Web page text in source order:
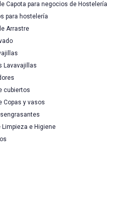
Capota para negocios de Hostelería
para hostelería
Arrastre
Lavavajillas
cubiertos
Copas y vasos
Limpieza e Higiene